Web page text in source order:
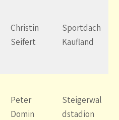
Christin
Seifert
Sportdach
Kaufland
Peter
Domin
Steigerwal
dstadion